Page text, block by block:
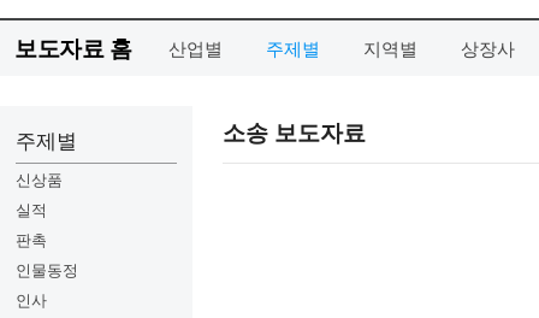
보도자료 홈 산업별 주제별 지역별 상장사
주제별
신상품
실적
판촉
인물동정
인사
소송 보도자료